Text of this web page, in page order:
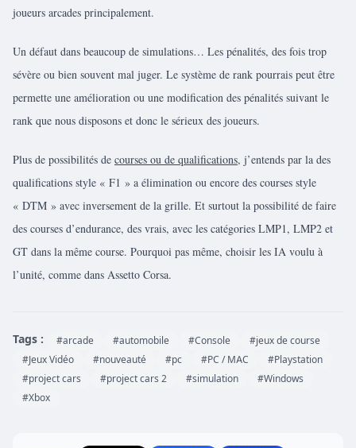
joueurs arcades principalement.
Un défaut dans beaucoup de simulations… Les pénalités, des fois trop
sévère ou bien souvent mal juger. Le système de rank pourrais peut être
permette une amélioration ou une modification des pénalités suivant le
rank que nous disposons et donc le sérieux des joueurs.
Plus de possibilités de courses ou de qualifications, j’entends par la des
qualifications style « F1 » a élimination ou encore des courses style
« DTM » avec inversement de la grille. Et surtout la possibilité de faire
des courses d’endurance, des vrais, avec les catégories LMP1, LMP2 et
GT dans la même course. Pourquoi pas même, choisir les IA voulu à
l’unité, comme dans Assetto Corsa.
Tags : #arcade #automobile #Console
#jeux de course
#Jeux Vidéo
#nouveauté #pc #PC / MAC
#Playstation
#project cars
#project cars 2 #simulation
#Windows
#Xbox